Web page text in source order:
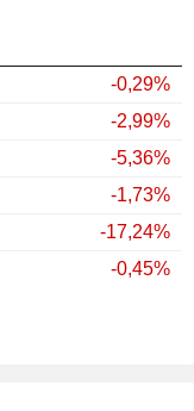
-0,29%
-2,99%
-5,36%
-1,73%
-17,24%
-0,45%